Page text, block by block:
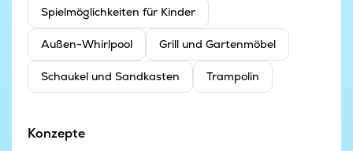
Spielmöglichkeiten für Kinder
Außen-Whirlpool Grill und Gartenmöbel
Schaukel und Sandkasten Trampolin
Konzepte